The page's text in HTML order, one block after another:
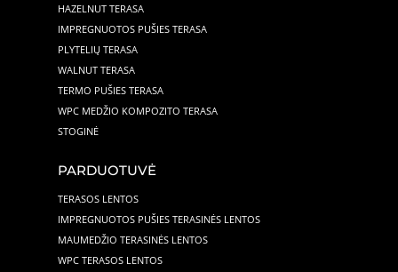
HAZELNUT TERASA
IMPREGNUOTOS PUŠIES TERASA
PLYTELIŲ TERASA
WALNUT TERASA
TERMO PUŠIES TERASA
WPC MEDŽIO KOMPOZITO TERASA
STOGINĖ
PARDUOTUVĖ
TERASOS LENTOS
IMPREGNUOTOS PUŠIES TERASINĖS LENTOS
MAUMEDŽIO TERASINĖS LENTOS
WPC TERASOS LENTOS